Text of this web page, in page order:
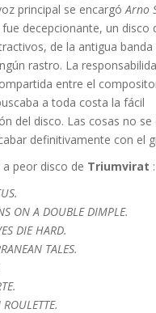
principal se encargó Arno
decepcionante, un disco
de la antigua banda
rastro. La
entre el
a toda costa la fácil
del disco. Las cosas no se
definitivamente con el
peor disco de Triumvirat :
ON A DOUBLE DIMPLE.
DIE HARD.
TALES.